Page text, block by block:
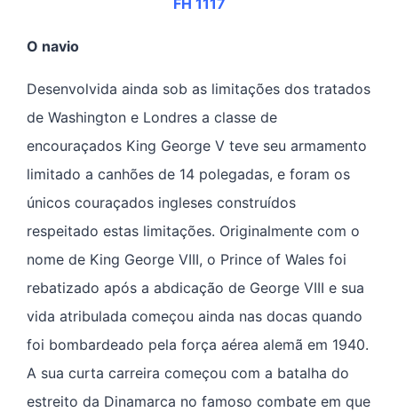
FH 1117
O navio
Desenvolvida ainda sob as limitações dos tratados
de Washington e Londres a classe de
encouraçados King George V teve seu armamento
limitado a canhões de 14 polegadas, e foram os
únicos couraçados ingleses construídos
respeitado estas limitações. Originalmente com o
nome de King George VIII, o Prince of Wales foi
rebatizado após a abdicação de George VIII e sua
vida atribulada começou ainda nas docas quando
foi bombardeado pela força aérea alemã em 1940.
A sua curta carreira começou com a batalha do
estreito da Dinamarca no famoso combate em que